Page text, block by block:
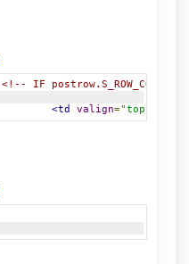
<!-- IF postrow.S_ROW_COUNT
<td valign="top"